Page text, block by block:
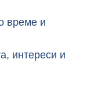
време и
интереси и